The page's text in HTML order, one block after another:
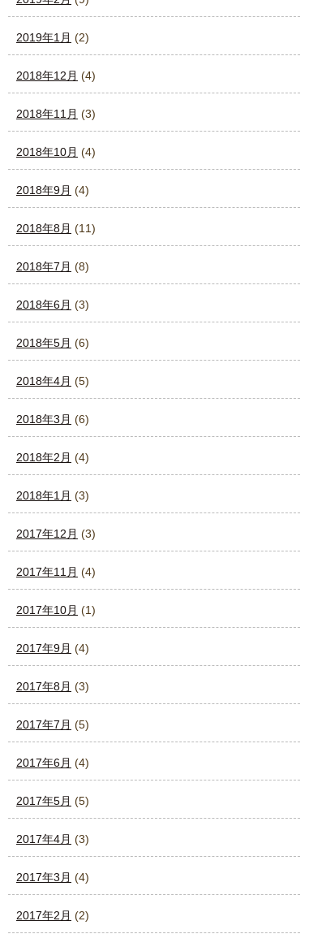
2019年1月 (2)
2018年12月 (4)
2018年11月 (3)
2018年10月 (4)
2018年9月 (4)
2018年8月 (11)
2018年7月 (8)
2018年6月 (3)
2018年5月 (6)
2018年4月 (5)
2018年3月 (6)
2018年2月 (4)
2018年1月 (3)
2017年12月 (3)
2017年11月 (4)
2017年10月 (1)
2017年9月 (4)
2017年8月 (3)
2017年7月 (5)
2017年6月 (4)
2017年5月 (5)
2017年4月 (3)
2017年3月 (4)
2017年2月 (2)